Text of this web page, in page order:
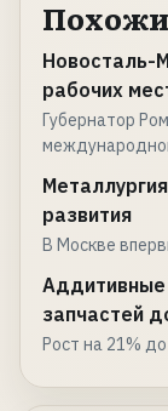
Новосталь-
рабочих
Губернатор
развития
В Москве
Аддитивные
запчастей
Рост на 21%